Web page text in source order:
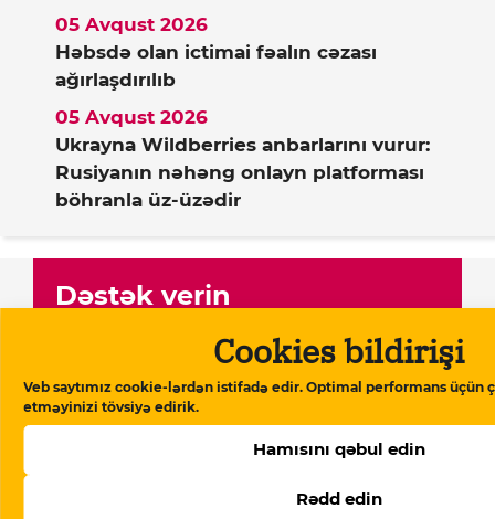
Cookies bildirişi
Veb saytımız cookie-lərdən istifadə edir. Optimal performans üçün
etməyinizi tövsiyə edirik.
Hamısını qəbul edin
Rədd edin
Həbsdə olan ictimai fəalın cəzası
ağırlaşdırılıb
05 Avqust 2026
Ukrayna Wildberries anbarlarını vurur:
Rusiyanın nəhəng onlayn platforması
böhranla üz-üzədir
05 Avqust 2026
Dəstək verin
Meydan TV Azərbaycanın media
məkanındakı alternativ səsidir! İşimizin
davamlı olması üçün sizin də köməyinizə
ehtiyacımız var. Meydan TV-yə aylıq və ya